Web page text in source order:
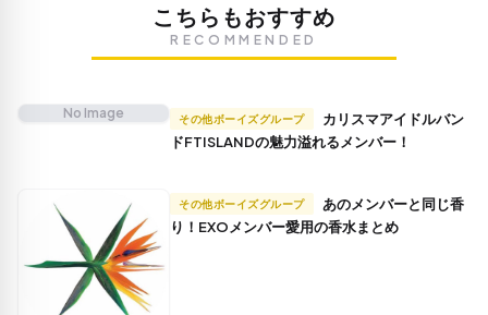
こちらもおすすめ
RECOMMENDED
No Image その他ボーイズグループ
ドFTISLANDの魅力溢れるメンバー！
その他ボーイズグループ
り！EXOメンバー愛用の香水まとめ